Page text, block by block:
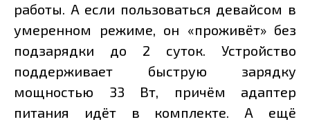
работы. А если пользоваться девайсом в
умеренном режиме, он «проживёт» без
подзарядки до 2 суток. Устройство
поддерживает быструю зарядку
мощностью 33 Вт, причём адаптер
питания идёт в комплекте. А ещё